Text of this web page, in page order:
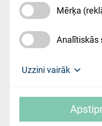
cenrādis
Mērķa
Analītiskās
Uzzini vairāk
slimnīca, turpmāk –